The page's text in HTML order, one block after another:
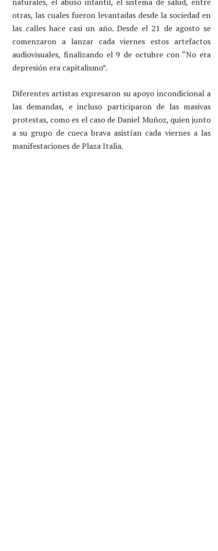
otras, las cuales fueron levantadas desde la sociedad en
las calles hace casi un año. Desde el 21 de agosto se
comenzaron a lanzar cada viernes estos artefactos
audiovisuales, finalizando el 9 de octubre con “No era
depresión era capitalismo”.
Diferentes artistas expresaron su apoyo incondicional a
las demandas, e incluso participaron de las masivas
protestas, como es el caso de Daniel Muñoz, quien junto
a su grupo de cueca brava asistían cada viernes a las
manifestaciones de Plaza Italia.